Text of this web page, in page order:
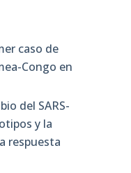
caso de
Congo en
del SARS-
y la
respuesta